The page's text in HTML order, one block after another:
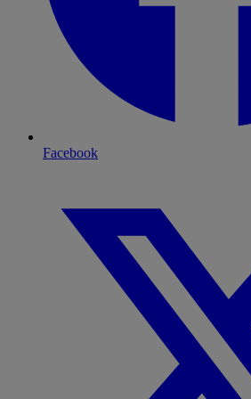
Facebook